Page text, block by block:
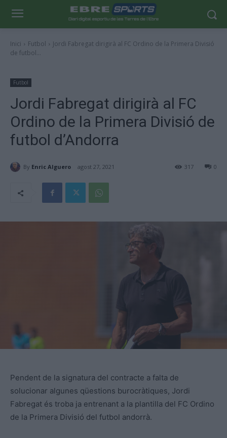
Inici Futbol
Jordi Fabregat dirigirà al FC Ordino de la Primera Divisió
de futbol...
Futbol
Jordi Fabregat dirigirà al FC
Ordino de la Primera Divisió de
futbol d’Andorra
By Enric Alguero agost 27, 2021 0
317
Pendent de la signatura del contracte a falta de
solucionar algunes qüestions burocràtiques, Jordi
Fabregat és troba ja entrenant a la plantilla del FC Ordino
de la Primera Divisió del futbol andorrà.